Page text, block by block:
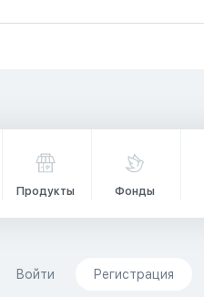
Продукты Фонды
Войти Регистрация